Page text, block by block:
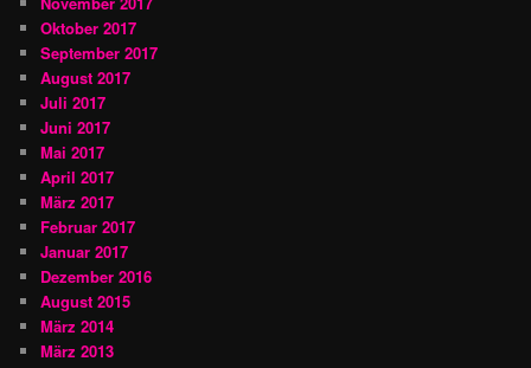
Oktober 2017
September 2017
August 2017
Juli 2017
Juni 2017
Mai 2017
April 2017
März 2017
Februar 2017
Januar 2017
Dezember 2016
August 2015
März 2014
März 2013